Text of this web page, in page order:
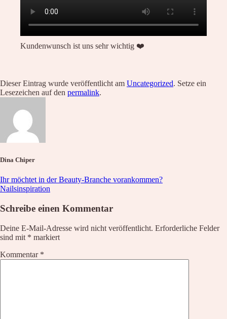
Unsere Empfehlung
Kosmetik – Produkte
Wellmaxx
Wunschliste
Kundenwunsch ist uns sehr wichtig ❤️
Dieser Eintrag wurde veröffentlicht am Uncategorized. Setze ein
Lesezeichen auf den permalink.
Dina Chiper
Ihr möchtet in der Beauty-Branche vorankommen?
Nailsinspiration
Schreibe einen Kommentar
Deine E-Mail-Adresse wird nicht veröffentlicht. Erforderliche Felder
sind mit * markiert
Kommentar *